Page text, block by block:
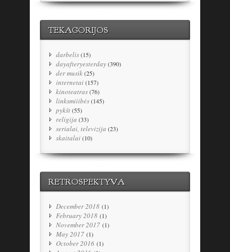
TEKAGORIJOS
darbelis(15)
dayafteryesterday(390)
der musik(25)
internetai(157)
kinoteatras(76)
linksmiiibės(145)
pykšt(55)
religija (33)
serialai, televizija (23)
skaitalai(10)
RETROSPEKTYVA
December 2018 (1)
February 2018 (1)
November 2017 (1)
May 2017 (1)
October 2016 (1)